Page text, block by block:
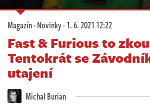
Komunita
Redakce
Živě
Magazín·Novinky·1. 6. 2021 12:22
Fast & Furious to
Tentokrát se
utajení
Michal Burian